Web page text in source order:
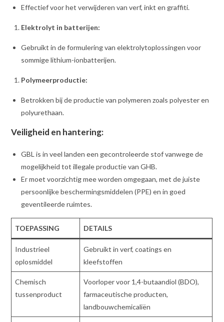
Effectief voor het verwijderen van verf, inkt en graffiti.
Elektrolyt in batterijen:
Gebruikt in de formulering van elektrolytoplossingen voor
sommige lithium-ionbatterijen.
Polymeerproductie:
Betrokken bij de productie van polymeren zoals polyester en
polyurethaan.
Veiligheid en hantering:
GBL is in veel landen een gecontroleerde stof vanwege de
mogelijkheid tot illegale productie van GHB.
Er moet voorzichtig mee worden omgegaan, met de juiste
persoonlijke beschermingsmiddelen (PPE) en in goed
geventileerde ruimtes.
TOEPASSING DETAILS
Industrieel
oplosmiddel
Gebruikt in verf, coatings en
kleefstoffen
Chemisch
tussenproduct
Voorloper voor 1,4-butaandiol (BDO),
farmaceutische producten,
landbouwchemicaliën